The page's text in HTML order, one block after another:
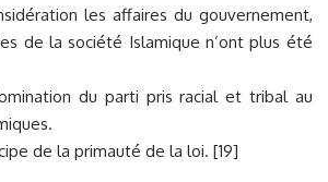
les affaires du gouvernement,
de la société Islamique n’ont plus été
du parti pris racial et tribal au
de la primauté de la loi. [19]